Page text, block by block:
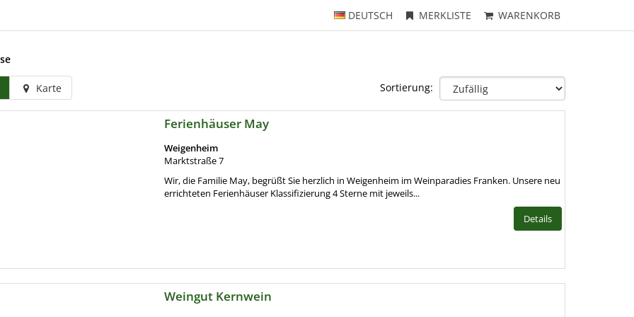
DEUTSCH MERKLISTE WARENKORB
Karte Sortierung:
Ferienhäuser May
Weigenheim
Marktstraße 7
Wir, die Familie May, begrüßt Sie herzlich in Weigenheim im Weinparadies Franken. Unsere neu
errichteten Ferienhäuser Klassifizierung 4 Sterne mit jeweils...
Details
Weingut Kernwein